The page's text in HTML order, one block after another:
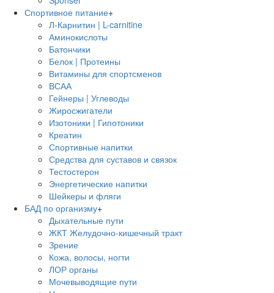
Спортивное питание+
Л-Карнитин | L-carnitine
Аминокислоты
Батончики
Белок | Протеины
Витамины для спортсменов
ВСАА
Гейнеры | Углеводы
Жиросжигатели
Изотоники | Гипотоники
Креатин
Спортивные напитки
Средства для суставов и связок
Тестостерон
Энергетические напитки
Шейкеры и фляги
БАД по организму+
Дыхательные пути
ЖКТ Желудочно-кишечный тракт
Зрение
Кожа, волосы, ногти
ЛОР органы
Мочевыводящие пути